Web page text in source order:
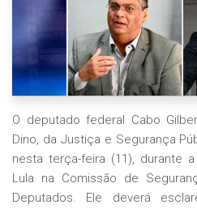
O deputado federal Cabo
Dino, da Justiça e Segurança
nesta terça-feira (11), durante
Lula na Comissão de
Deputados. Ele deverá